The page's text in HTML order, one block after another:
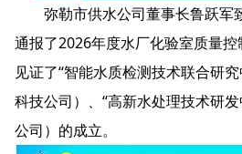
弥勒市供水公司董事长鲁跃军
通报了2026年度水厂化验室质量
见证了“智能水质检测技术联合研
科技公司）、“高新水处理技术研
公司）的成立。